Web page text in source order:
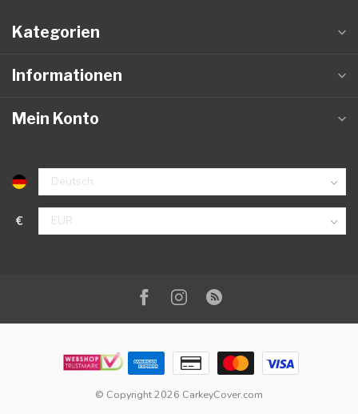
Kategorien
Informationen
Mein Konto
€
© Copyright 2026 CarkeyCover.com